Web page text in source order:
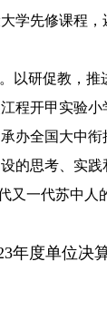
学先修课程
研促教，推
程开甲实验
办全国大中
的思考、实践
一代苏中人
年度单位决